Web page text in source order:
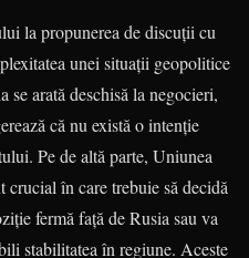
la propunerea de discuții cu
unei situații geopolitice
arată deschisă la negocieri,
că nu există o intenție
Pe de altă parte, Uniunea
crucial în care trebuie să decidă
fermă față de Rusia sau va
stabilitatea în regiune. Aceste